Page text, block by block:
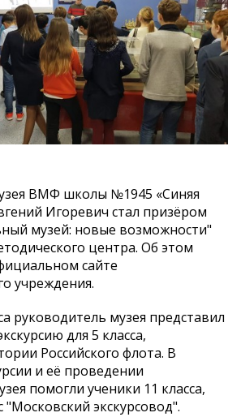
ВМФ школы №1945 «Синяя
Игоревич стал призёром
музей: новые возможности"
центра. Об этом
сайте
учреждения.
руководитель музея представил
для 5 класса,
Российского флота. В
и её проведении
помогли ученики 11 класса,
экскурсовод".